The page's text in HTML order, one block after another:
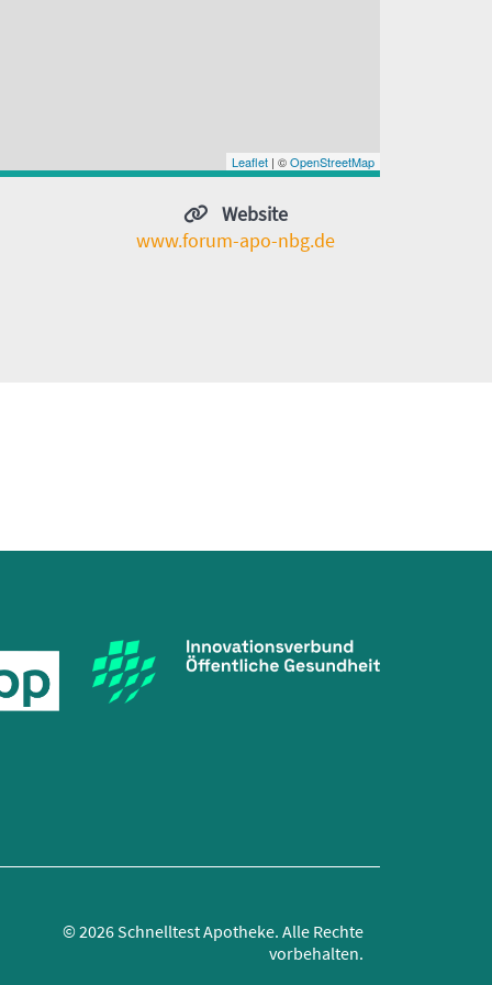
Leaflet | ©OpenStreetMap
Website
www.forum-apo-nbg.de
© 2026 Schnelltest Apotheke. Alle Rechte
vorbehalten.